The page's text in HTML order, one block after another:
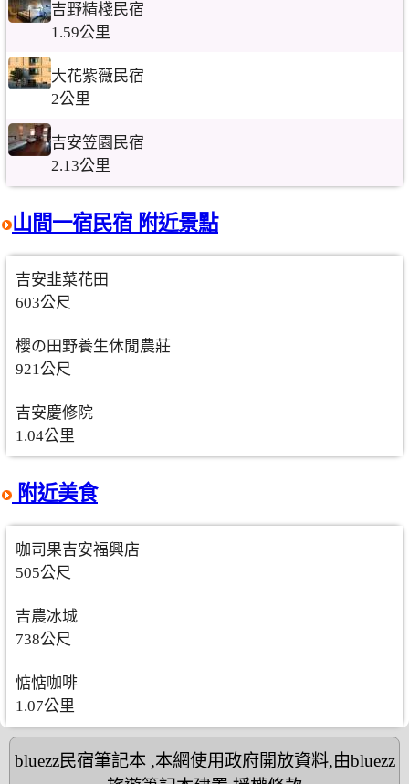
吉野精棧民宿
1.59公里
大花紫薇民宿
2公里
吉安笠園民宿
2.13公里
山間一宿民宿 附近景點
吉安韭菜花田
603公尺
櫻の田野養生休閒農莊
921公尺
吉安慶修院
1.04公里
附近美食
咖司果吉安福興店
505公尺
吉農冰城
738公尺
惦惦咖啡
1.07公里
bluezz民宿筆記本,本網使用政府開放資料,由bluezz